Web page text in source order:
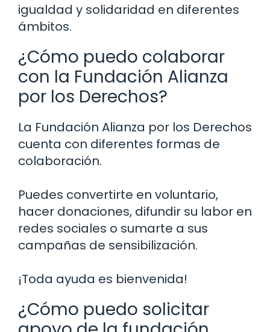
igualdad y solidaridad en diferentes
ámbitos.
¿Cómo puedo colaborar
con la Fundación Alianza
por los Derechos?
La Fundación Alianza por los Derechos
cuenta con diferentes formas de
colaboración.
Puedes convertirte en voluntario,
hacer donaciones, difundir su labor en
redes sociales o sumarte a sus
campañas de sensibilización.
¡Toda ayuda es bienvenida!
¿Cómo puedo solicitar